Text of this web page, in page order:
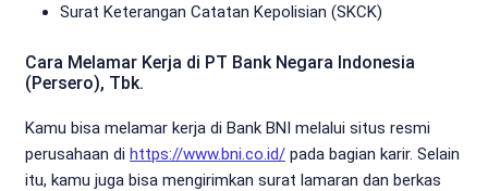
Surat Keterangan Catatan Kepolisian (SKCK)
Cara Melamar Kerja di PT Bank Negara Indonesia
(Persero), Tbk.
Kamu bisa melamar kerja di Bank BNI melalui situs resmi
perusahaan di https://www.bni.co.id/ pada bagian karir. Selain
itu, kamu juga bisa mengirimkan surat lamaran dan berkas